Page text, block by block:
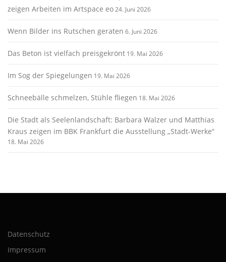
zeigen Arbeiten im Artspace eo24. Juni 2026
Wenn Bilder ins Rutschen geraten 6. Juni 2026
Das Beton ist vielfach preisgekrönt 19. Mai 2026
Im Sog der Spiegelungen 19. Mai 2026
Schneebälle schmelzen, Stühle fliegen 18. Mai 2026
Die Stadt als Seelenlandschaft: Barbara Walzer und Matthias
Kraus zeigen im BBK Frankfurt die Ausstellung „Stadt-Werke“
18. Mai 2026
Datenschutz
Impressum